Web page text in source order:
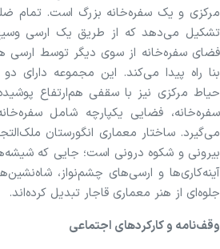
مرکزی و یک سفره‌خانه بزرگ است. تمام
تشکیل می‌دهد که از طریق یک ارسی
فضای سفره‌خانه از سوی دیگر توسط ارسی
بنا راه پیدا می‌کند. این مجموعه دارای
حیاط مرکزی نیز با سقفی هم‌ارتفاع
سفره‌خانه، فضایی یکپارچه شامل
می‌گیرد. ساختار معماری انگورستان
بیرونی و شکوه درونی است؛ جایی که
آینه‌کاری‌ها و ارسی‌های چشم‌نواز،
جلوه‌ای از هنر معماری قاجار تبدیل کرده‌اند.
وقف‌نامه و کارکرد‌های اجتماعی